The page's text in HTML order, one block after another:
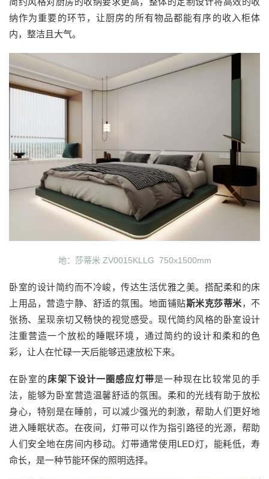
纳作为重要的环节，让厨房的所有物品都能有序的收入柜体
内，整洁且大气。
地：莎蒂米 ZV0015KLLG 750x1500mm
卧室的设计简约而不冷峻，传达生活优雅之美。搭配柔和的床
上用品，营造宁静、舒适的氛围。地面铺贴斯米克莎蒂米，不
张扬、呈现亲切又畅快的视觉感受。现代简约风格的卧室设计
注重营造一个放松的睡眠环境，通过简约的设计和柔和的色
彩，让人在忙碌一天后能够迅速放松下来。
在卧室的床架下设计一圈感应灯带是一种现在比较常见的手
法，能够为卧室营造温馨舒适的氛围。柔和的光线有助于放松
身心，特别是在睡前，可以减少强光的刺激，帮助人们更好地
进入睡眠状态。在夜间，灯带可以作为指引路径的光源，帮助
人们安全地在房间内移动。灯带通常使用LED灯，能耗低，寿
命长，是一种节能环保的照明选择。